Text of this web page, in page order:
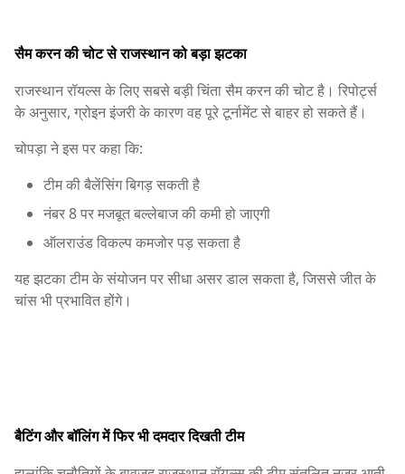
सैम करन की चोट से राजस्थान को बड़ा झटका
राजस्थान रॉयल्स के लिए सबसे बड़ी चिंतासैम करनकी चोट है। रिपोर्ट्स
के अनुसार, ग्रोइन इंजरी के कारण वह पूरे टूर्नामेंट से बाहर हो सकते हैं।
चोपड़ा ने इस पर कहा कि:
टीम की बैलेंसिंग बिगड़ सकती है
नंबर 8 पर मजबूत बल्लेबाज की कमी हो जाएगी
ऑलराउंड विकल्प कमजोर पड़ सकता है
यह झटका टीम के संयोजन पर सीधा असर डाल सकता है, जिससे जीत के
चांस भी प्रभावित होंगे।
बैटिंग और बॉलिंग में फिर भी दमदार दिखती टीम